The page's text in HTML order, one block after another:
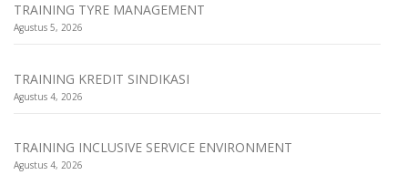
TRAINING TYRE MANAGEMENT
Agustus 5, 2026
TRAINING KREDIT SINDIKASI
Agustus 4, 2026
TRAINING INCLUSIVE SERVICE ENVIRONMENT
Agustus 4, 2026